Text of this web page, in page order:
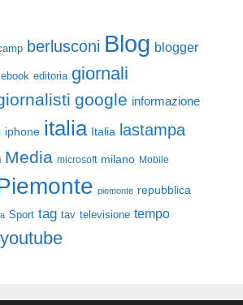
berlusconi Blog blogger
ebook editoria giornali
google informazione
iphone italia Italia lastampa
Media microsoft milano Mobile
piemonte repubblica
Sport tag tav televisione tempo
youtube